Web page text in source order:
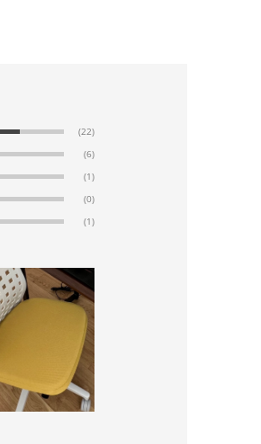
(22)
(6)
(1)
(0)
(1)